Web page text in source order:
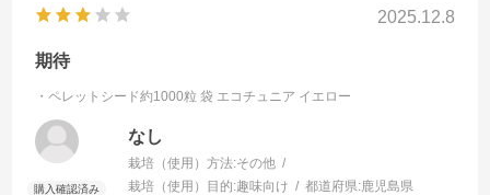
2025.12.8
期待
・ペレットシード約1000粒 袋 エコチュニア イエロー
なし
栽培（使用）方法:その他
栽培（使用）目的:趣味向け 都道府県:鹿児島県